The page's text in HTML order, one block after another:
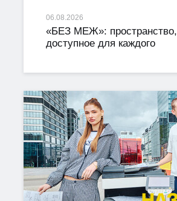
06.08.2026
«БЕЗ МЕЖ»: пространство,
доступное для каждого